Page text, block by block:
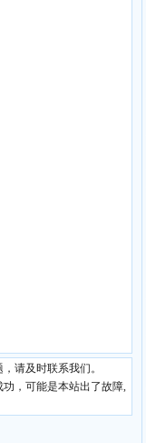
请及时联系我们。
，可能是本站出了故障,